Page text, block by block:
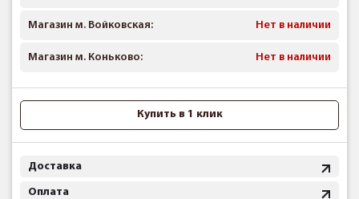
Магазин м. Войковская: Нет в наличии
Магазин м. Коньково: Нет в наличии
Купить в 1 клик
Доставка
Оплата